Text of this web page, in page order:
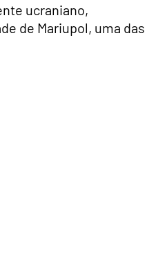
ucraniano,
de Mariupol, uma das